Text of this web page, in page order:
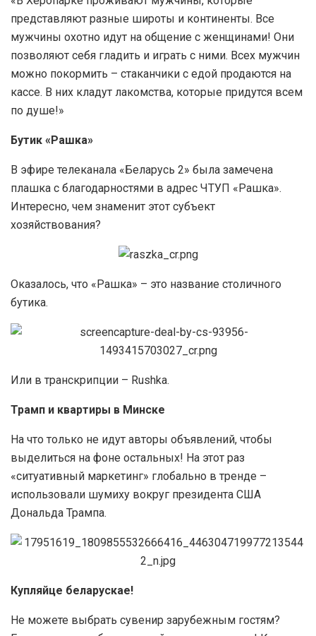
представляют разные широты и континенты. Все
мужчины охотно идут на общение с женщинами! Они
позволяют себя гладить и играть с ними. Всех мужчин
можно покормить – стаканчики с едой продаются на
кассе. В них кладут лакомства, которые придутся всем
по душе!»
Бутик «Рашка»
В эфире телеканала «Беларусь 2» была замечена
плашка с благодарностями в адрес ЧТУП «Рашка».
Интересно, чем знаменит этот субъект
хозяйствования?
Оказалось, что «Рашка» – это название столичного
бутика.
Или в транскрипции – Rushka.
Трамп и квартиры в Минске
На что только не идут авторы объявлений, чтобы
выделиться на фоне остальных! На этот раз
«ситуативный маркетинг» глобально в тренде –
использовали шумиху вокруг президента США
Дональда Трампа.
Купляйце беларускае!
Не можете выбрать сувенир зарубежным гостям?